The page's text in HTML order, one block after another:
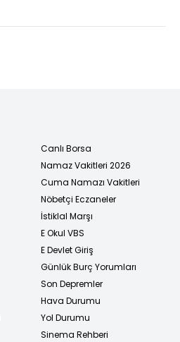
Canlı Borsa
Namaz Vakitleri 2026
Cuma Namazı Vakitleri
Nöbetçi Eczaneler
İstiklal Marşı
E Okul VBS
E Devlet Giriş
Günlük Burç Yorumları
Son Depremler
Hava Durumu
Yol Durumu
Sinema Rehberi